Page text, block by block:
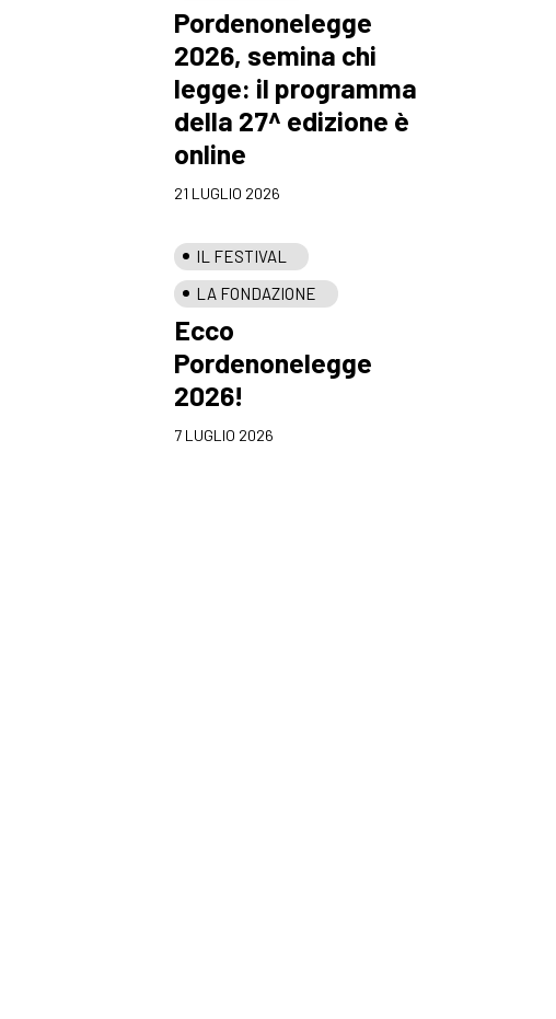
Pordenonelegge
2026, semina chi
legge: il programma
della 27^ edizione è
online
21 LUGLIO 2026
IL FESTIVAL
LA FONDAZIONE
Ecco
Pordenonelegge
2026!
7 LUGLIO 2026